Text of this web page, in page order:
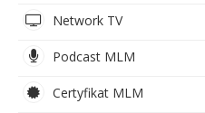
Network TV
Podcast MLM
Certyfikat MLM